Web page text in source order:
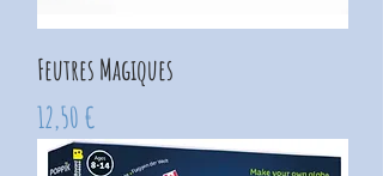
Feutres Magiques
Prix
12,50 €